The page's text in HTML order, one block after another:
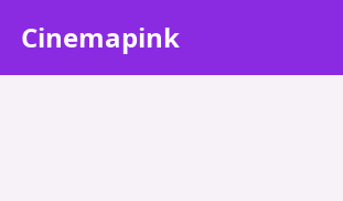
Cinemapink